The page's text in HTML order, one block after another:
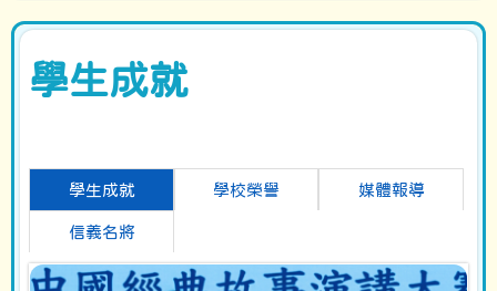
學生成就
學生成就 學校榮譽 媒體報導
信義名將